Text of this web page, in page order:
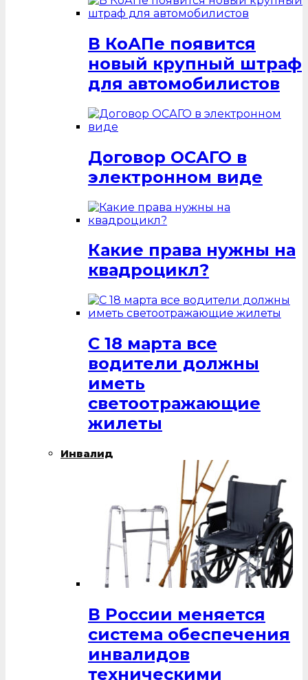
В КоАПе появится
новый крупный штраф
для автомобилистов
Договор ОСАГО в
электронном виде
Какие права нужны на
квадроцикл?
С 18 марта все
водители должны
иметь
светоотражающие
жилеты
Инвалид
В России меняется
система обеспечения
инвалидов
техническими